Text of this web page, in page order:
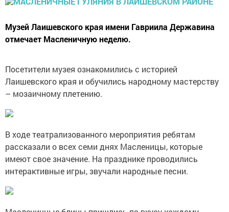
Музей Лаишевского края имени Гавриила Державина
отмечает Масленичную неделю.
Посетители музея ознакомились с историей
Лаишевского края и обучились народному мастерству
– мозаичному плетению.
В ходе театрализованного мероприятия ребятам
рассказали о всех семи днях Масленицы, которые
имеют свое значение. На празднике проводились
интерактивные игры, звучали народные песни.